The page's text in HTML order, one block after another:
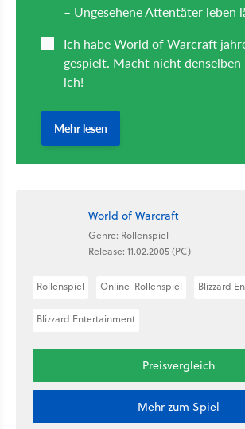
World of Warcraft
Genre: Rollenspiel
Release: 11.02.2005 (PC)
Rollenspiel Online-Rollenspiel Blizzard
Blizzard Entertainment
Preisvergleich
Mehr zum Spiel